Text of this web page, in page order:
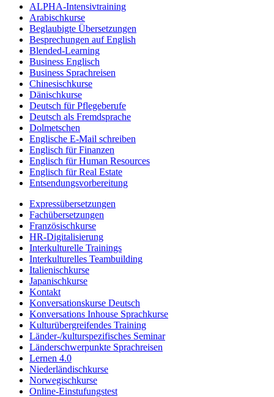
ALPHA-Intensivtraining
Arabischkurse
Beglaubigte Übersetzungen
Besprechungen auf English
Blended-Learning
Business Englisch
Business Sprachreisen
Chinesischkurse
Dänischkurse
Deutsch für Pflegeberufe
Deutsch als Fremdsprache
Dolmetschen
Englische E-Mail schreiben
Englisch für Finanzen
Englisch für Human Resources
Englisch für Real Estate
Entsendungsvorbereitung
Expressübersetzungen
Fachübersetzungen
Französischkurse
HR-Digitalisierung
Interkulturelle Trainings
Interkulturelles Teambuilding
Italienischkurse
Japanischkurse
Kontakt
Konversationskurse Deutsch
Konversations Inhouse Sprachkurse
Kulturübergreifendes Training
Länder-/kulturspezifisches Seminar
Länderschwerpunkte Sprachreisen
Lernen 4.0
Niederländischkurse
Norwegischkurse
Online-Einstufungstest